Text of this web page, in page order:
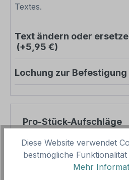
Textes.
Text ändern oder
(+5,95 €)
Lochung zur Befestigung
Pro-Stück-Aufschläge
Produktpreis
Zwischensumme
Diese Website verwendet
bestmögliche
Mehr